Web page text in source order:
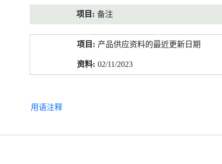
备注
产品供应资料的最近更新日期
02/11/2023
用语注释